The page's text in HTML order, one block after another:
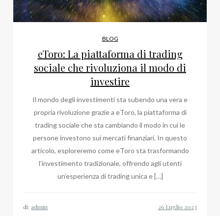
BLOG
eToro: La piattaforma di trading
sociale che rivoluziona il modo di
investire
Il mondo degli investimenti sta subendo una vera e
propria rivoluzione grazie a eToro, la piattaforma di
trading sociale che sta cambiando il modo in cui le
persone investono sui mercati finanziari. In questo
articolo, esploreremo come eToro sta trasformando
l’investimento tradizionale, offrendo agli utenti
un’esperienza di trading unica e […]
di: admin